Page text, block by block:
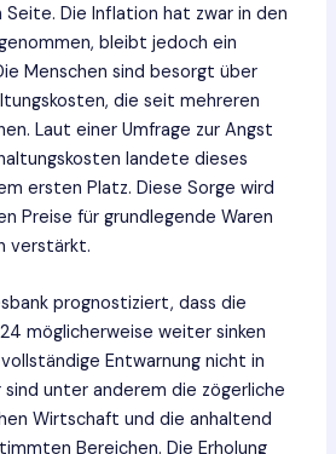
Seite. Die Inflation hat zwar in den
bleibt jedoch ein
Menschen sind besorgt über
die seit mehreren
Laut einer Umfrage zur Angst
landete dieses
ersten Platz. Diese Sorge wird
Preise für grundlegende Waren
verstärkt.
prognostiziert, dass die
möglicherweise weiter sinken
Entwarnung nicht in
unter anderem die zögerliche
Wirtschaft und die anhaltend
Bereichen. Die Erholung